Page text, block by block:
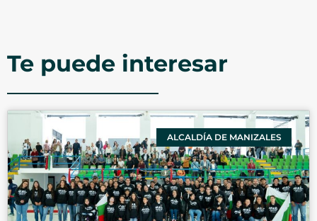
Te puede interesar
ALCALDÍA DE MANIZALES